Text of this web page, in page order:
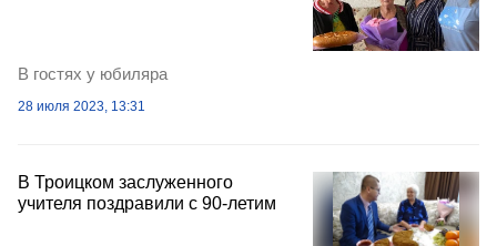
В гостях у юбиляра
28 июля 2023, 13:31
В Троицком заслуженного
учителя поздравили с 90-летим